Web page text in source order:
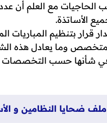
الحاجيات مع العلم أن
الأساتذة.
قرار بتنظيم المباريات
وما يعادل هذه
في شأنها حسب التخصصات
ضحايا النظامين و